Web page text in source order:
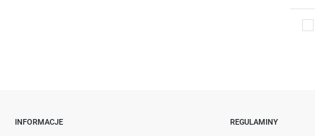
INFORMACJE REGULAMINY